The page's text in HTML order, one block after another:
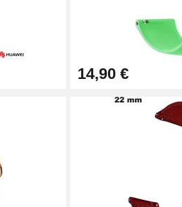
Montre - Diamètre 1,50 mm
Bracelet Montre - Diamètre 1,80
14,90 €